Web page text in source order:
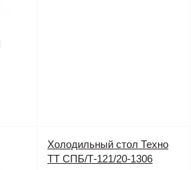
Холодильный стол Техно
ТТ СПБ/Т-121/20-1306